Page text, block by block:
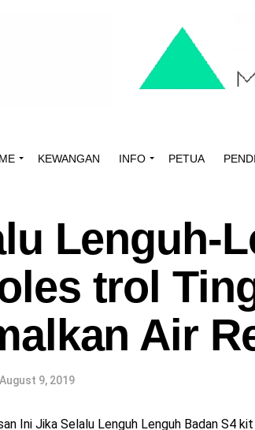
KEWANGAN INFO PETUA
Lenguh-
trol
Air
August 9, 2019